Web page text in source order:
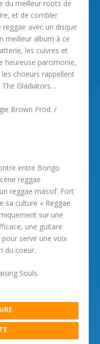
du meilleur roots de
et de combler
avec un disque
meilleur album à ce
les cuivres et
heureuse parcimonie,
choeurs rappellent
The Gladiators…
Brown Prod. /
entre Bongo
reggae
reggae massif. Fort
sa culture « Reggae
sur une
une guitare
servir une voix
du coeur.
Souls.